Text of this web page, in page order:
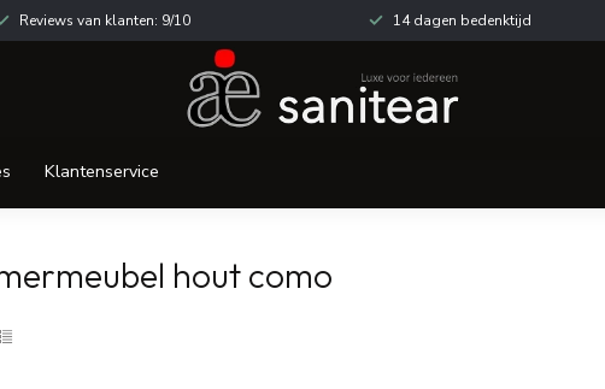
Reviews van klanten: 9/10 14 dagen bedenktijd
Klantenservice
hout como